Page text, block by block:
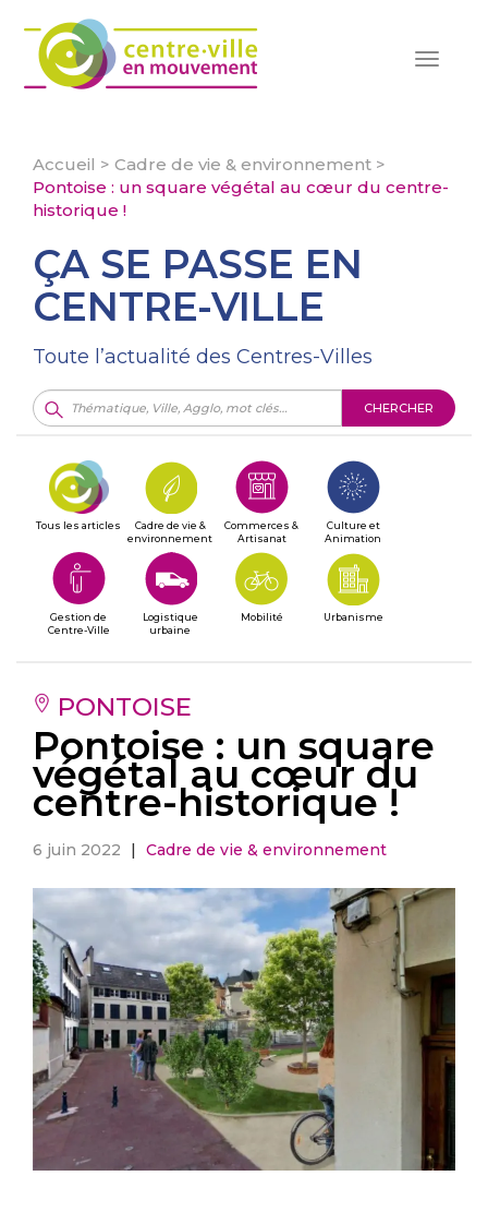
Toggle
Accueil > Cadre de vie & environnement >
Pontoise : un square végétal au cœur du centre-
historique !
ÇA SE PASSE EN
CENTRE-VILLE
Toute l’actualité des Centres-Villes
CHERCHER
Tous les articles
Cadre de vie &
environnement
Commerces &
Artisanat
Culture et
Animation
Gestion de
Centre-Ville
Logistique
urbaine
Mobilité Urbanisme
PONTOISE
Pontoise : un square
végétal au cœur du
centre-historique !
6 juin 2022 | Cadre de vie & environnement